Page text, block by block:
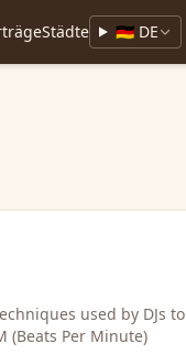
Städte 🇩🇪 DE
used by DJs to
(Beats Per Minute)